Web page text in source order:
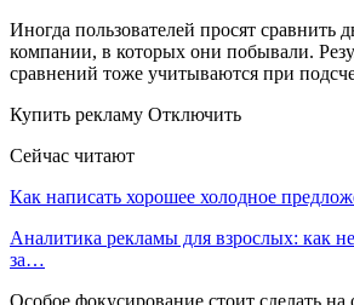
Иногда пользователей просят сравнить
компании, в которых они побывали.
сравнений тоже учитываются при
Купить рекламу Отключить
Сейчас читают
Как написать хорошее холодное
Аналитика рекламы для взрослых: как
за…
Особое фокусирование стоит сделать на